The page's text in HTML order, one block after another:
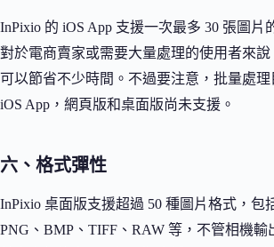
InPixio 的 iOS App 支援一次最多 30 張圖片
對於電商賣家或需要大量處理的使用者來說
可以節省不少時間。不過要注意，批量處理
iOS App，網頁版和桌面版尚未支援。
六、格式彈性
InPixio 桌面版支援超過 50 種圖片格式，包
PNG、BMP、TIFF、RAW 等，不管相機輸